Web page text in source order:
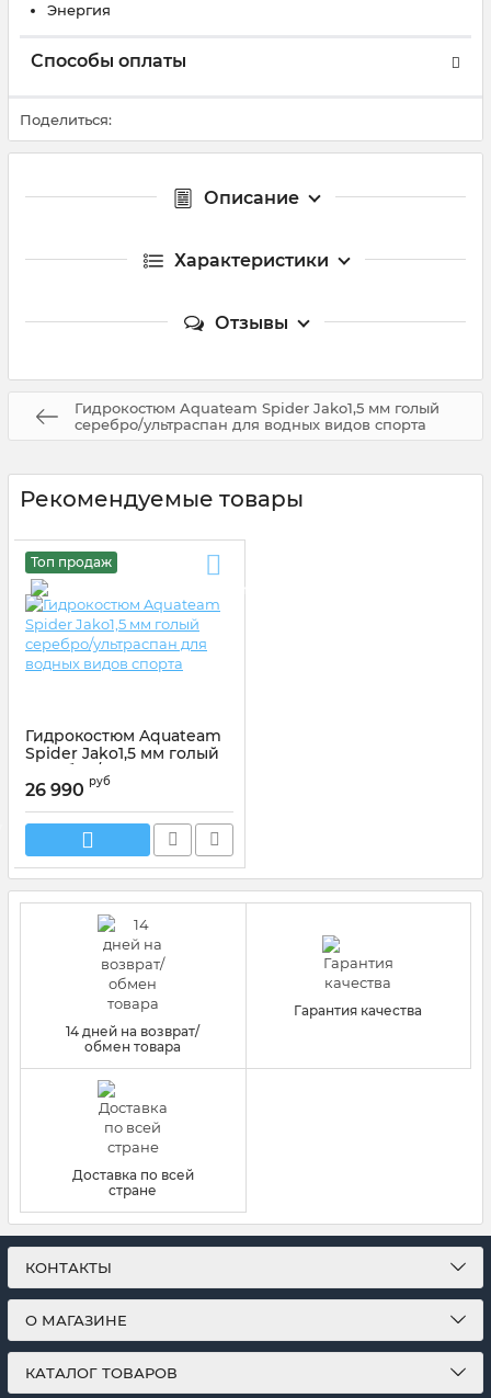
Энергия
Способы оплаты
Поделиться:
Описание
Характеристики
Отзывы
Гидрокостюм Aquateam Spider Jako1,5 мм голый
серебро/ультраспан для водных видов спорта
Рекомендуемые товары
Топ продаж
Гидрокостюм Aquateam
Spider Jako1,5 мм голый
серебро/ультраспан для
водных видов спорта
Артикул:AT01ЛМS
26 990 руб
14 дней на возврат/
обмен товара
Гарантия качества
Доставка по всей
стране
КОНТАКТЫ
О МАГАЗИНЕ
КАТАЛОГ ТОВАРОВ